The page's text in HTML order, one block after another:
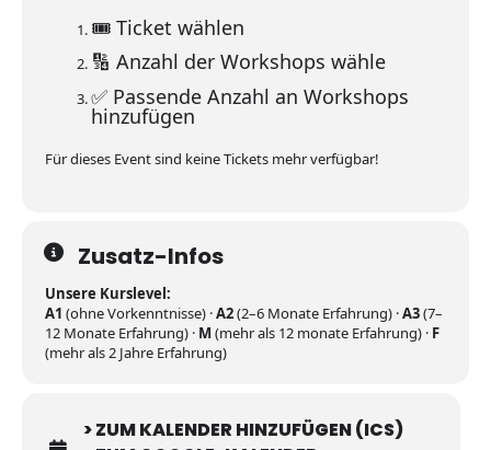
🎟️ Ticket wählen
🔢 Anzahl der Workshops wähle
✅ Passende Anzahl an Workshops
hinzufügen
Für dieses Event sind keine Tickets mehr verfügbar!
Zusatz-Infos
Unsere Kurslevel:
A1 (ohne Vorkenntnisse) ·A2(2–6 Monate Erfahrung) ·A3(7–
12 Monate Erfahrung) · M (mehr als 12 monate Erfahrung) · F
(mehr als 2 Jahre Erfahrung)
> ZUM KALENDER HINZUFÜGEN (ICS)